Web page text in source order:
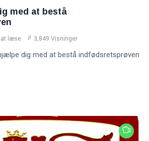
med at bestå
at læse 3,849 Visninger
dig med at bestå indfødsretsprøven